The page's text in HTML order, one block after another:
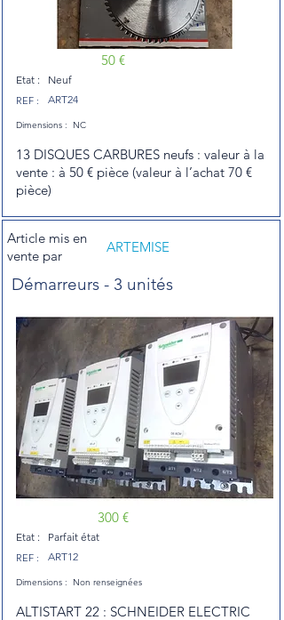
50 €
Etat : Neuf
REF : ART24
Dimensions : NC
13 DISQUES CARBURES neufs : valeur à la
vente : à 50 € pièce (valeur à l’achat 70 €
pièce)
Article mis en
vente par
ARTEMISE
Démarreurs - 3 unités
300 €
Etat : Parfait état
REF : ART12
Dimensions : Non renseignées
ALTISTART 22 : SCHNEIDER ELECTRIC